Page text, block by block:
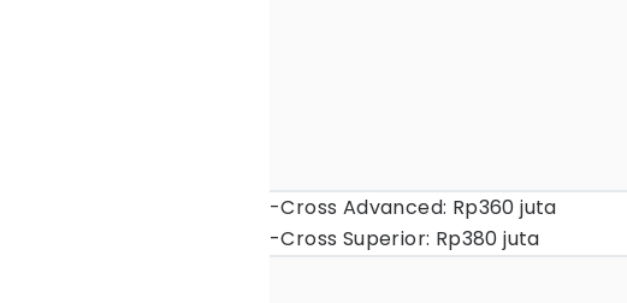
-Cross Advanced: Rp360 juta
-Cross Superior: Rp380 juta